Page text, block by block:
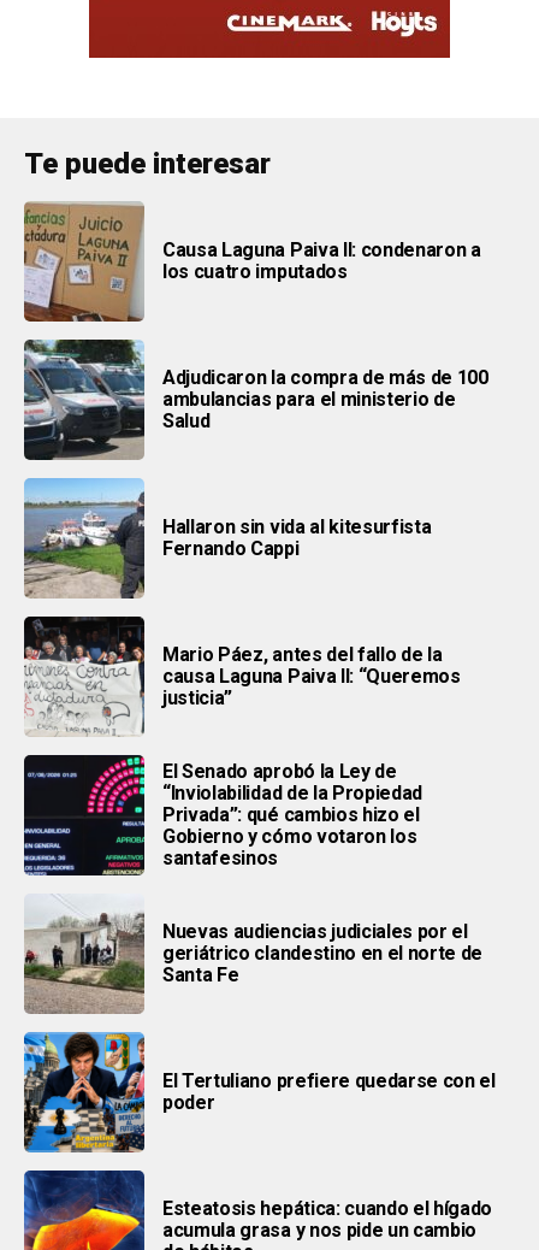
Te puede interesar
Causa Laguna Paiva II: condenaron a
los cuatro imputados
Adjudicaron la compra de más de 100
ambulancias para el ministerio de
Salud
Hallaron sin vida al kitesurfista
Fernando Cappi
Mario Páez, antes del fallo de la
causa Laguna Paiva II: “Queremos
justicia”
El Senado aprobó la Ley de
“Inviolabilidad de la Propiedad
Privada”: qué cambios hizo el
Gobierno y cómo votaron los
santafesinos
Nuevas audiencias judiciales por el
geriátrico clandestino en el norte de
Santa Fe
El Tertuliano prefiere quedarse con el
poder
Esteatosis hepática: cuando el hígado
acumula grasa y nos pide un cambio